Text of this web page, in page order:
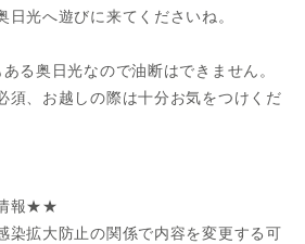
日光へ遊びに来てくださいね。
る奥日光なので油断はできません。
須、お越しの際は十分お気をつけくだ
報★★
染拡大防止の関係で内容を変更する可